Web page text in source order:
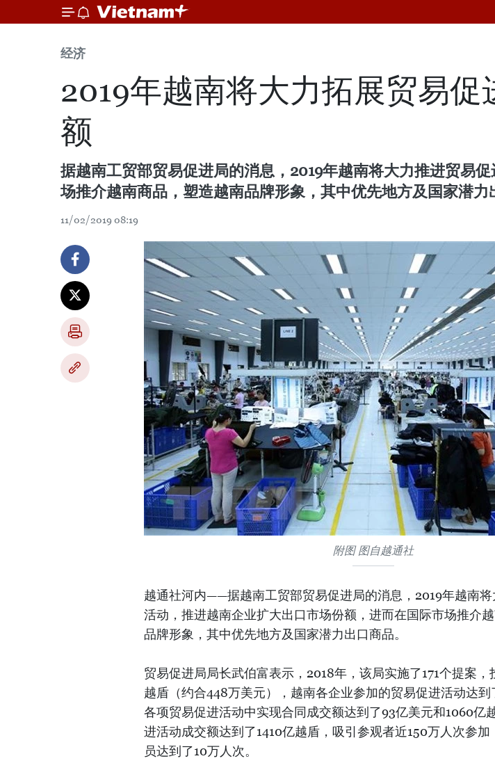
经济
2019年越南将大力拓展贸易
额
据越南工贸部贸易促进局的消息，2019年越南将大力推进贸易
场推介越南商品，塑造越南品牌形象，其中优先地方及国家潜力
11/02/2019 08:19
附图 图自越通社
越通社河内——据越南工贸部贸易促进局的消息，2019年越南
活动，推进越南企业扩大出口市场份额，进而在国际市场推介
品牌形象，其中优先地方及国家潜力出口商品。
贸易促进局局长武伯富表示，2018年，该局实施了171个提案
越盾（约合448万美元），越南各企业参加的贸易促进活动达
各项贸易促进活动中实现合同成交额达到了93亿美元和1060亿
进活动成交额达到了1410亿越盾，吸引参观者近150万人次参加
员达到了10万人次。